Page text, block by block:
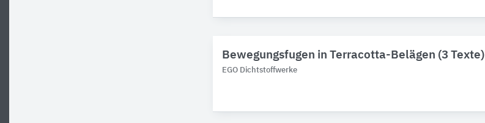
Bewegungsfugen in Terracotta-Belägen (3 Texte)
EGO Dichtstoffwerke